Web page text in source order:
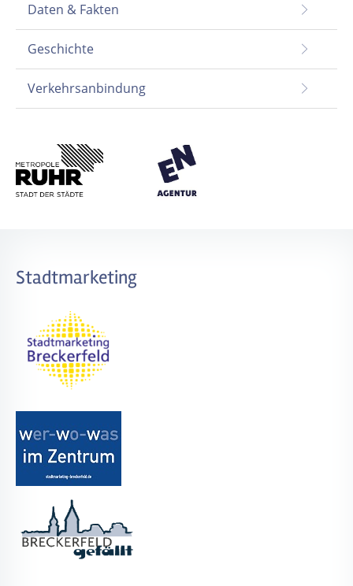
Daten & Fakten
Geschichte
Verkehrsanbindung
Stadtmarketing